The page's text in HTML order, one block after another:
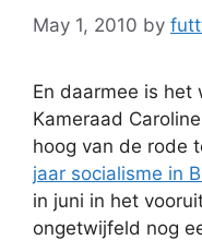
May 1, 2010 by
En daarmee is het
Kameraad
hoog van de rode
jaar socialisme in
in juni in het
ongetwijfeld nog